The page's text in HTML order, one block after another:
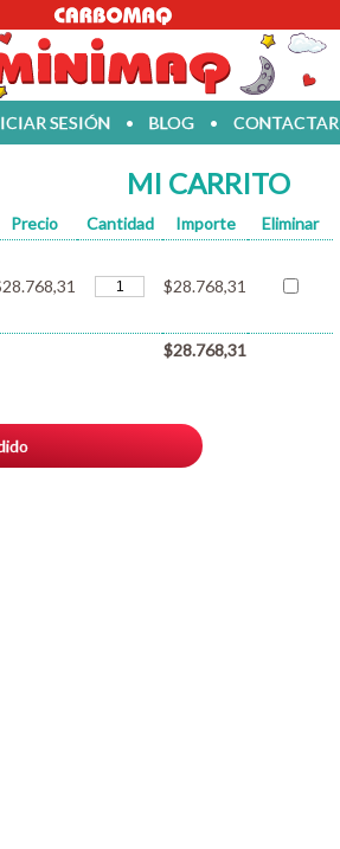
SESIÓN • BLOG • CONTACTAR
MI CARRITO
Precio Cantidad Importe
Eliminar
$28.768,31
$28.768,31